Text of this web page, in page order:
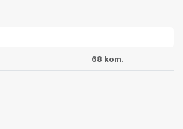
68 kom.